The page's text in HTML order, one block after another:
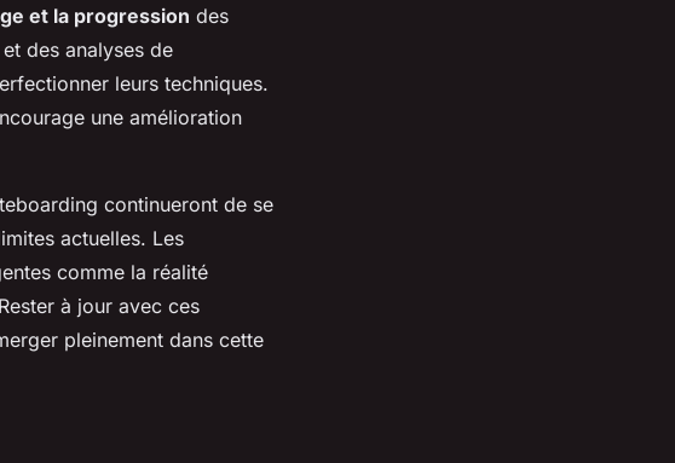
et la progression des
des analyses de
leurs techniques.
une amélioration
continueront de se
actuelles. Les
comme la réalité
à jour avec ces
pleinement dans cette